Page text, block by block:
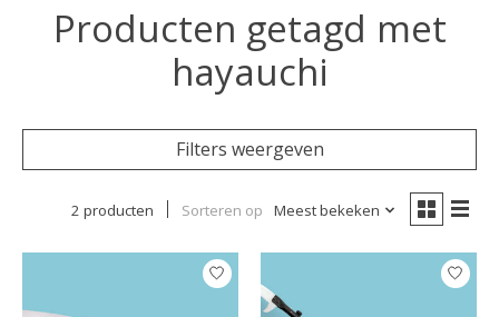
Producten getagd met
hayauchi
Filters weergeven
2 producten Sorteren op Meest bekeken